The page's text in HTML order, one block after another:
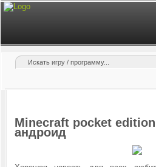
Minecraft pocket
андроид